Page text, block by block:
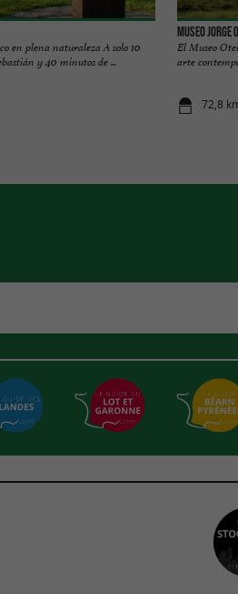
en plena naturaleza A solo 10
y 40 minutos de ...
Museo Jorge
El Museo
arte
72,8